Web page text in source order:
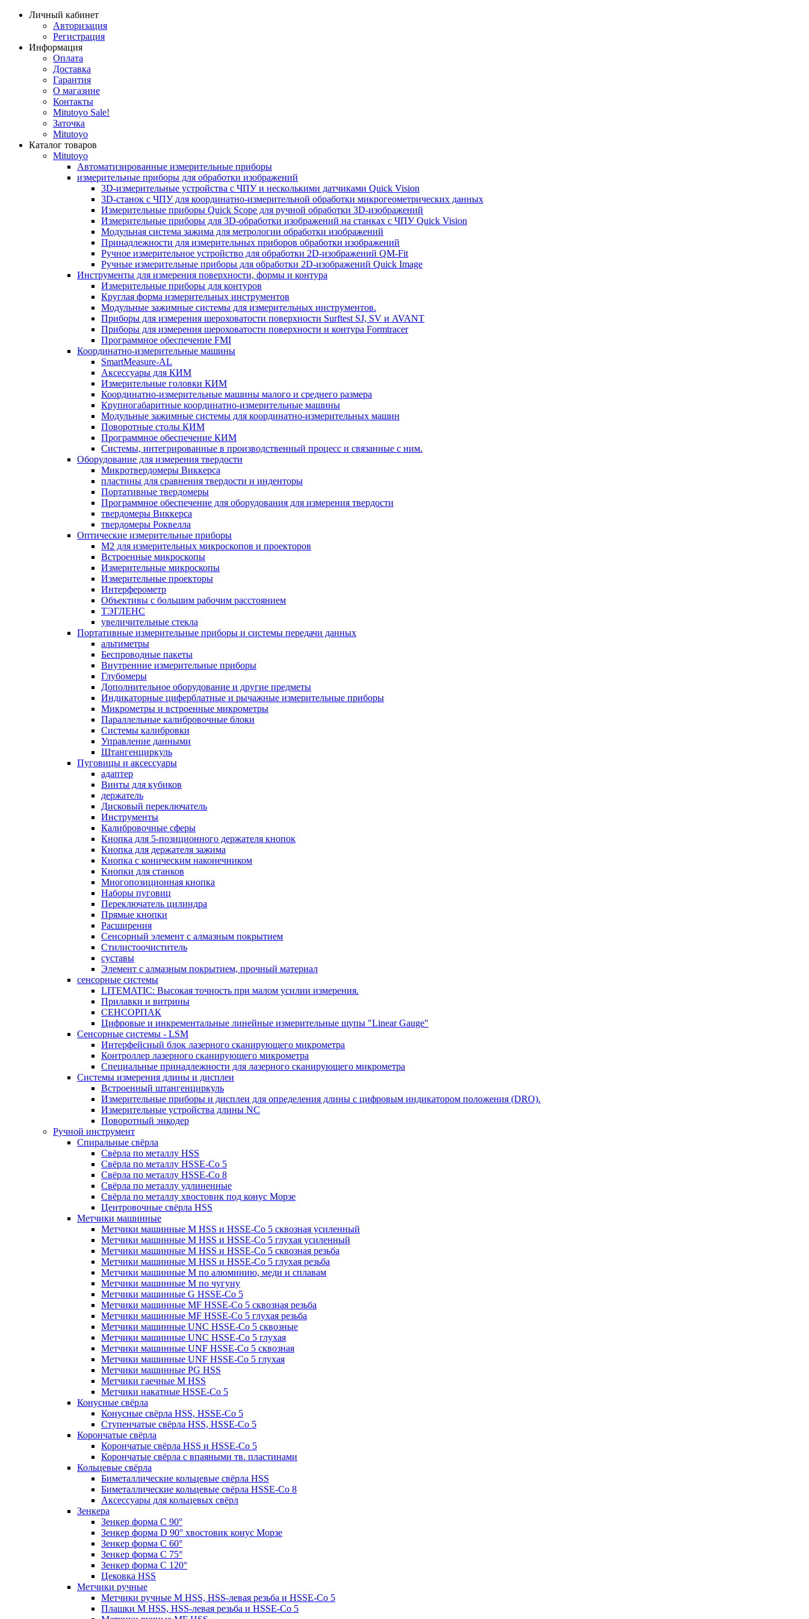
Личный кабинет
Авторизация
Регистрация
Информация
Оплата
Доставка
Гарантия
О магазине
Контакты
Mitutoyo Sale!
Заточка
Mitutoyo
Каталог товаров
Mitutoyo
Автоматизированные измерительные приборы
измерительные приборы для обработки изображений
3D-измерительные устройства с ЧПУ и несколькими датчиками Quick Vision
3D-станок с ЧПУ для координатно-измерительной обработки микрогеометрических данных
Измерительные приборы Quick Scope для ручной обработки 3D-изображений
Измерительные приборы для 3D-обработки изображений на станках с ЧПУ Quick Vision
Модульная система зажима для метрологии обработки изображений
Принадлежности для измерительных приборов обработки изображений
Ручное измерительное устройство для обработки 2D-изображений QM-Fit
Ручные измерительные приборы для обработки 2D-изображений Quick Image
Инструменты для измерения поверхности, формы и контура
Измерительные приборы для контуров
Круглая форма измерительных инструментов
Модульные зажимные системы для измерительных инструментов.
Приборы для измерения шероховатости поверхности Surftest SJ, SV и AVANT
Приборы для измерения шероховатости поверхности и контура Formtracer
Программное обеспечение FMI
Координатно-измерительные машины
SmartMeasure-AL
Аксессуары для КИМ
Измерительные головки КИМ
Координатно-измерительные машины малого и среднего размера
Крупногабаритные координатно-измерительные машины
Модульные зажимные системы для координатно-измерительных машин
Поворотные столы КИМ
Программное обеспечение КИМ
Системы, интегрированные в производственный процесс и связанные с ним.
Оборудование для измерения твердости
Микротвердомеры Виккерса
пластины для сравнения твердости и инденторы
Портативные твердомеры
Программное обеспечение для оборудования для измерения твердости
твердомеры Виккерса
твердомеры Роквелла
Оптические измерительные приборы
M2 для измерительных микроскопов и проекторов
Встроенные микроскопы
Измерительные микроскопы
Измерительные проекторы
Интерферометр
Объективы с большим рабочим расстоянием
ТЭГЛЕНС
увеличительные стекла
Портативные измерительные приборы и системы передачи данных
альтиметры
Беспроводные пакеты
Внутренние измерительные приборы
Глубомеры
Дополнительное оборудование и другие предметы
Индикаторные циферблатные и рычажные измерительные приборы
Микрометры и встроенные микрометры
Параллельные калибровочные блоки
Системы калибровки
Управление данными
Штангенциркуль
Пуговицы и аксессуары
адаптер
Винты для кубиков
держатель
Дисковый переключатель
Инструменты
Калибровочные сферы
Кнопка для 5-позиционного держателя кнопок
Кнопка для держателя зажима
Кнопка с коническим наконечником
Кнопки для станков
Многопозиционная кнопка
Наборы пуговиц
Переключатель цилиндра
Прямые кнопки
Расширения
Сенсорный элемент с алмазным покрытием
Стилистоочиститель
суставы
Элемент с алмазным покрытием, прочный материал
сенсорные системы
LITEMATIC: Высокая точность при малом усилии измерения.
Прилавки и витрины
СЕНСОРПАК
Цифровые и инкрементальные линейные измерительные щупы "Linear Gauge"
Сенсорные системы - LSM
Интерфейсный блок лазерного сканирующего микрометра
Контроллер лазерного сканирующего микрометра
Специальные принадлежности для лазерного сканирующего микрометра
Системы измерения длины и дисплеи
Встроенный штангенциркуль
Измерительные приборы и дисплеи для определения длины с цифровым индикатором положения (DRO).
Измерительные устройства длины NC
Поворотный энкодер
Ручной инструмент
Спиральные свёрла
Свёрла по металлу HSS
Свёрла по металлу HSSE-Co 5
Свёрла по металлу HSSE-Co 8
Свёрла по металлу удлиненные
Свёрла по металлу хвостовик под конус Морзе
Центровочные свёрла HSS
Метчики машинные
Метчики машинные M HSS и HSSE-Co 5 сквозная усиленный
Метчики машинные M HSS и HSSE-Co 5 глухая усиленный
Метчики машинные M HSS и HSSE-Co 5 сквозная резьба
Метчики машинные M HSS и HSSE-Co 5 глухая резьба
Метчики машинные M по алюминию, меди и сплавам
Метчики машинные M по чугуну
Метчики машинные G HSSE-Co 5
Метчики машинные MF HSSE-Co 5 сквозная резьба
Метчики машинные MF HSSE-Co 5 глухая резьба
Метчики машинные UNC HSSE-Co 5 сквозные
Метчики машинные UNC HSSE-Co 5 глухая
Метчики машинные UNF HSSE-Co 5 сквозная
Метчики машинные UNF HSSE-Co 5 глухая
Метчики машинные PG HSS
Метчики гаечные M HSS
Метчики накатные HSSE-Co 5
Конусные свёрла
Конусные свёрла HSS, HSSE-Co 5
Ступенчатые свёрла HSS, HSSE-Co 5
Корончатые свёрла
Корончатые свёрла HSS и HSSE-Co 5
Корончатые свёрла с впаяными тв. пластинами
Кольцевые свёрла
Биметаллические кольцевые свёрла HSS
Биметаллические кольцевые свёрла HSSE-Co 8
Аксессуары для кольцевых свёрл
Зенкера
Зенкер форма С 90°
Зенкер форма D 90° хвостовик конус Морзе
Зенкер форма С 60°
Зенкер форма С 75°
Зенкер форма С 120°
Цековка HSS
Метчики ручные
Метчики ручные M HSS, HSS-левая резьба и HSSE-Co 5
Плашки M HSS, HSS-левая резьба и HSSE-Co 5